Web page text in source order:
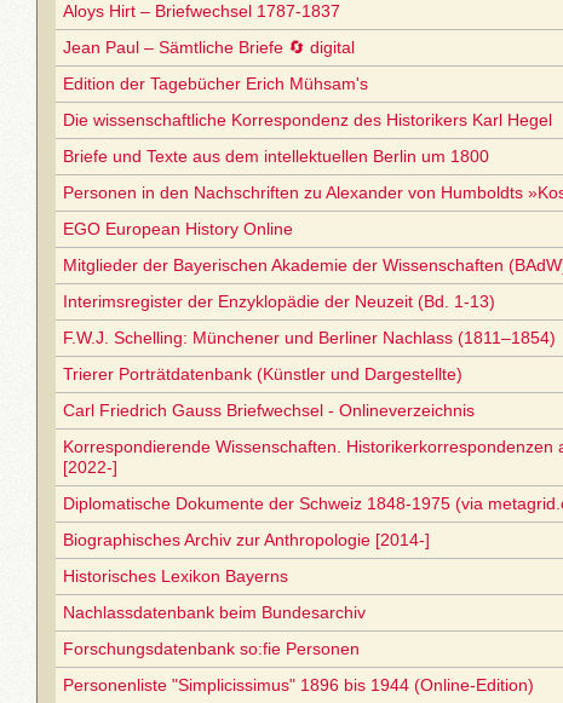
Aloys Hirt – Briefwechsel 1787-1837
Jean Paul – Sämtliche Briefe 🔄 digital
Edition der Tagebücher Erich Mühsam's
Die wissenschaftliche Korrespondenz des Historikers Karl Hegel
Briefe und Texte aus dem intellektuellen Berlin um 1800
Personen in den Nachschriften zu Alexander von Humboldts
EGO European History Online
Mitglieder der Bayerischen Akademie der Wissenschaften
Interimsregister der Enzyklopädie der Neuzeit (Bd. 1-13)
F.W.J. Schelling: Münchener und Berliner Nachlass (1811–1854)
Trierer Porträtdatenbank (Künstler und Dargestellte)
Carl Friedrich Gauss Briefwechsel - Onlineverzeichnis
Korrespondierende Wissenschaften. Historikerkorrespondenzen
[2022-]
Diplomatische Dokumente der Schweiz 1848-1975 (via
Biographisches Archiv zur Anthropologie [2014-]
Historisches Lexikon Bayerns
Nachlassdatenbank beim Bundesarchiv
Forschungsdatenbank so:fie Personen
Personenliste "Simplicissimus" 1896 bis 1944 (Online-Edition)